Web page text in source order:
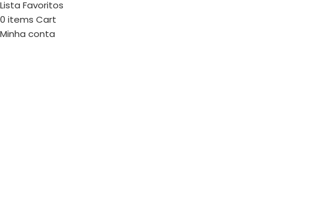
Lista Favoritos
0 items Cart
Minha conta